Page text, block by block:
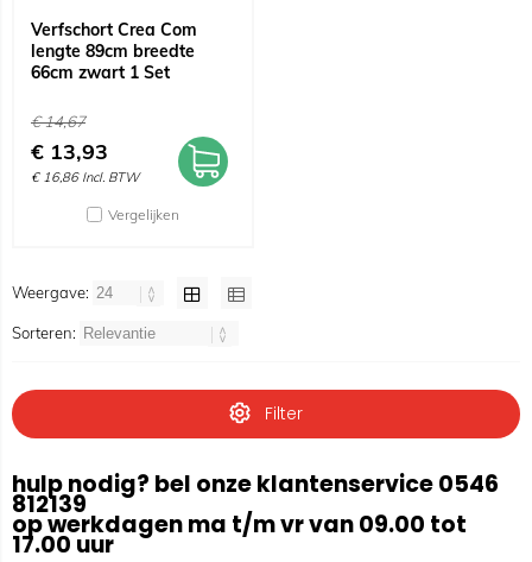
Verfschort Crea Com
lengte 89cm breedte
66cm zwart 1 Set
€14,67
€ 13,93
€ 16,86 Incl. BTW
Vergelijken
Weergave:
Sorteren:
Filter
hulp nodig? bel onze klantenservice 0546
812139
op werkdagen ma t/m vr van 09.00 tot
17.00 uur